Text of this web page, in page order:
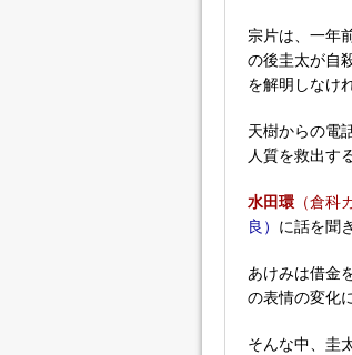
宗片は、一年前
の後圭太が自
を解明しなけ
天樹からの電
人質を救出す
水田環 （倉科
良） に話を聞
あけみは借金
の表情の変化
そんな中、圭